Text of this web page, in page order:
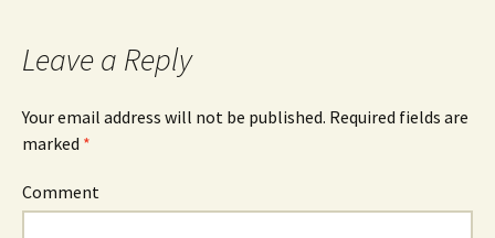
Leave a Reply
Your email address will not be published. Required fields are
marked *
Comment